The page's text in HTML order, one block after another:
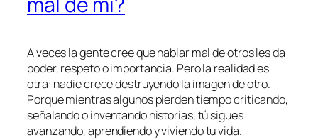
A veces la gente cree que hablar mal de otros les da
poder, respeto o importancia. Pero la realidad es
otra: nadie crece destruyendo la imagen de otro.
Porque mientras algunos pierden tiempo criticando,
señalando o inventando historias, tú sigues
avanzando, aprendiendo y viviendo tu vida.